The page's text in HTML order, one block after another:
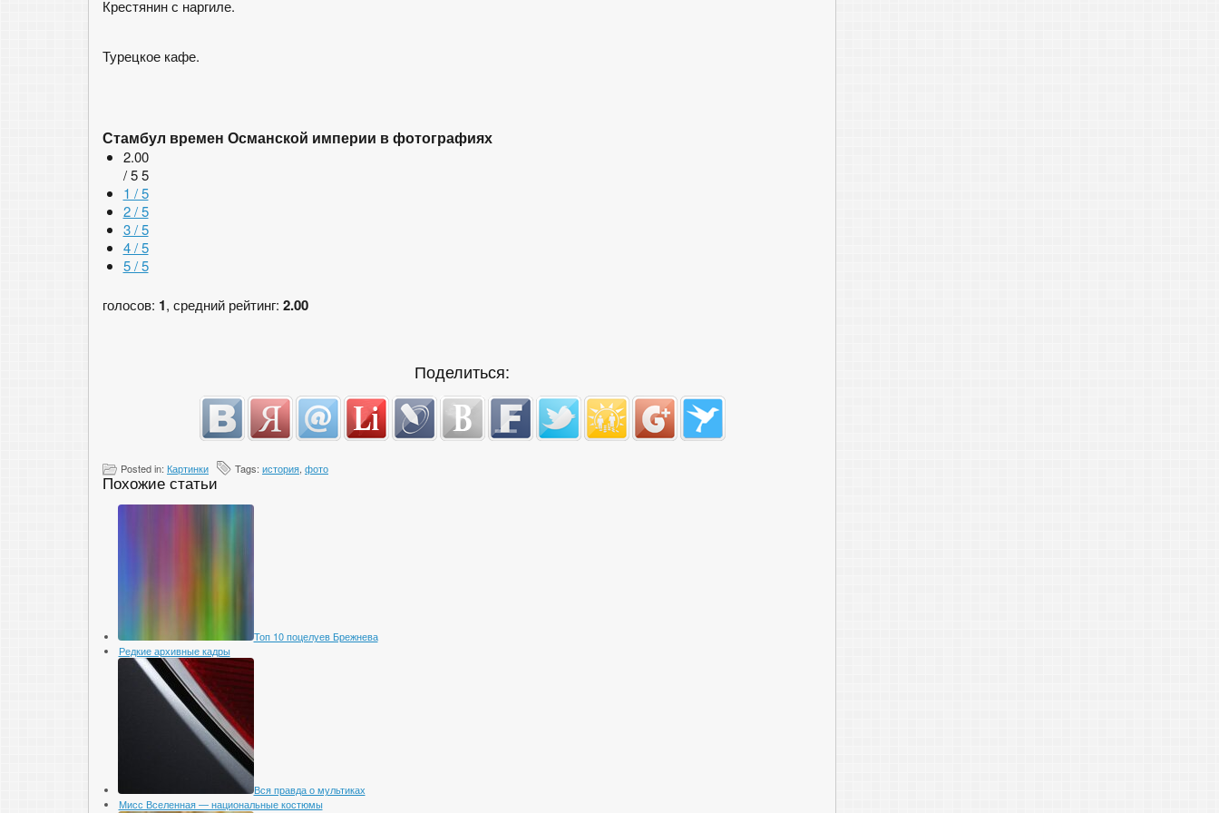
Крестянин с наргиле.
Турецкое кафе.
Стамбул времен Османской империи в фотографиях
2.00
/ 5 5
1 / 5
2 / 5
3 / 5
4 / 5
5 / 5
голосов: 1, средний рейтинг: 2.00
Поделиться:
Posted in: Картинки Tags: история фото
Похожие статьи
Топ 10 поцелуев Брежнева
Редкие архивные кадры
Вся правда о мультиках
Мисс Вселенная — национальные костюмы